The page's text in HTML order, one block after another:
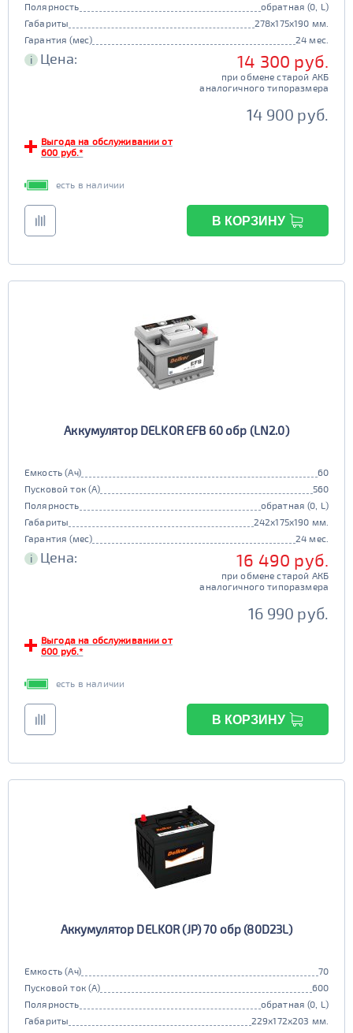
Полярность
обратная (0, L)
Габариты
278x175x190 мм.
Гарантия (мес)
24 мес.
i Цена: 14 300 руб.
при обмене старой АКБ
аналогичного типоразмера
14 900 руб.
Выгода на обслуживании от
600 руб.*
есть в наличии
В КОРЗИНУ
Аккумулятор DELKOR EFB 60 обр (LN2.0)
Емкость (Ач)
60
Пусковой ток (А)
560
Полярность
обратная (0, L)
Габариты
242x175x190 мм.
Гарантия (мес)
24 мес.
i Цена: 16 490 руб.
при обмене старой АКБ
аналогичного типоразмера
16 990 руб.
Выгода на обслуживании от
600 руб.*
есть в наличии
В КОРЗИНУ
Аккумулятор DELKOR (JP) 70 обр (80D23L)
Емкость (Ач)
70
Пусковой ток (А)
600
Полярность
обратная (0, L)
Габариты
229x172x203 мм.